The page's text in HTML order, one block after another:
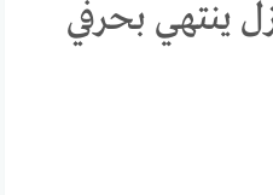
ينتهي بحرفي